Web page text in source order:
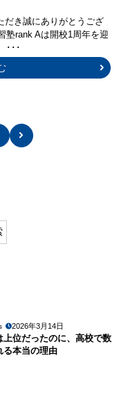
だき誠にありがとうござ
塾rank Aは開校1周年を迎
･･･
2026年3月14日
上位だったのに、高校で数
る本当の理由